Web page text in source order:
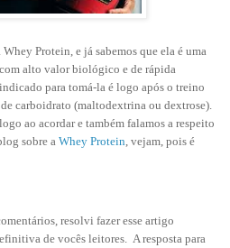
Protein, e já sabemos que ela é uma
alto valor biológico e de rápida
para tomá-la é logo após o treino
carboidrato (maltodextrina ou dextrose).
ao acordar e também falamos a respeito
sobre a Whey Protein , vejam, pois é
resolvi fazer esse artigo
de vocês leitores.
A resposta para